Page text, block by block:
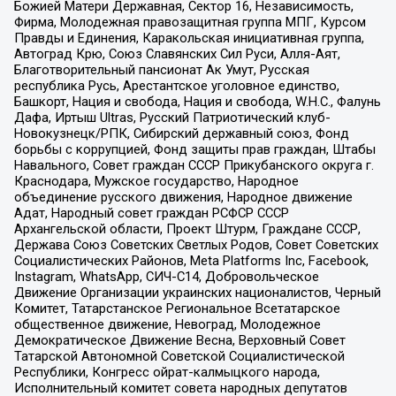
Божией Матери Державная, Сектор 16, Независимость,
Фирма, Молодежная правозащитная группа МПГ, Курсом
Правды и Единения, Каракольская инициативная группа,
Автоград Крю, Союз Славянских Сил Руси, Алля-Аят,
Благотворительный пансионат Ак Умут, Русская
республика Русь, Арестантское уголовное единство,
Башкорт, Нация и свобода, Нация и свобода, W.H.С., Фалунь
Дафа, Иртыш Ultras, Русский Патриотический клуб-
Новокузнецк/РПК, Сибирский державный союз, Фонд
борьбы с коррупцией, Фонд защиты прав граждан, Штабы
Навального, Совет граждан СССР Прикубанского округа г.
Краснодара, Мужское государство, Народное
объединение русского движения, Народное движение
Адат, Народный совет граждан РСФСР СССР
Архангельской области, Проект Штурм, Граждане СССР,
Держава Союз Советских Светлых Родов, Совет Советских
Социалистических Районов, Meta Platforms Inc, Facebook,
Instagram, WhatsApp, СИЧ-С14, Добровольческое
Движение Организации украинских националистов, Черный
Комитет, Татарстанское Региональное Всетатарское
общественное движение, Невоград, Молодежное
Демократическое Движение Весна, Верховный Совет
Татарской Автономной Советской Социалистической
Республики, Конгресс ойрат-калмыцкого народа,
Исполнительный комитет совета народных депутатов